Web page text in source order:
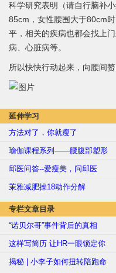
科学研究表明（请自行脑补
85cm，女性腰围大于80cm
平，相关的疾病也都会找上
病、心脏病等。
所以快快行动起来，向腰间
延伸学习
方法对了，你就瘦了
瑜伽课程系列——腰腹部塑形
邱医问答--爱瘦美，问邱医
茉雅减肥操18动作分解
专栏文章目录
“诺贝尔哥”事件背后的真相
这样写简历 让HR一眼锁定你
揭秘 | 小李子如何扭转陪跑命